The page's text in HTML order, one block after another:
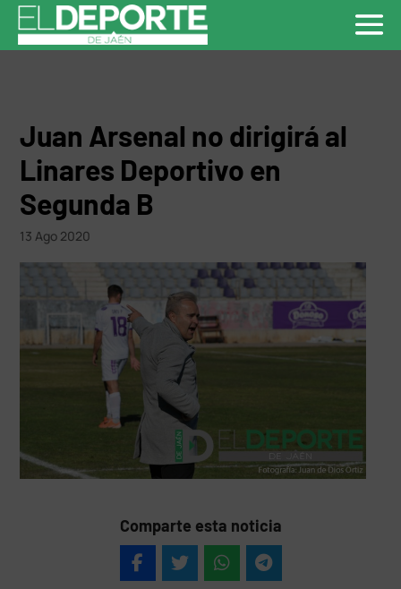
Juan Arsenal no dirigirá al
Linares Deportivo en
Segunda B
13 Ago 2020
Comparte esta noticia